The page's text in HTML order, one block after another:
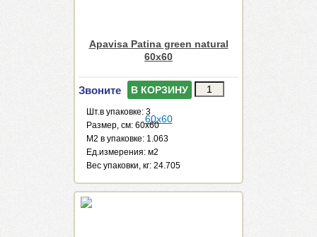
Apavisa Patina green natural
60x60
Звоните В КОРЗИНУ
Шт.в упаковке: 3
Размер, см: 60x60
М2 в упаковке: 1.063
Ед.измерения: м2
Веc упаковки, кг: 24.705